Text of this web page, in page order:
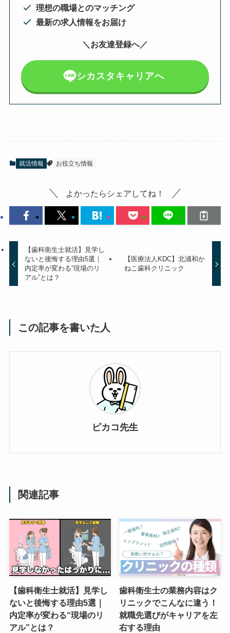
理想の職場とのマッチング
最新の求人情報をお届け
＼お友達登録へ／
シカスタキャリアへ
就活情報 お役立ち情報
よかったらシェアしてね！
【歯科衛生士就活】見学し
ないと後悔する理由5選｜
内定率が変わる“現場のリ
アル”とは？
【医療法人KDC】北浦和か
ねこ歯科クリニック
この記事を書いた人
ピカコ先生
関連記事
【歯科衛生士就活】見学し
ないと後悔する理由5選｜
内定率が変わる“現場のリ
アル”とは？
歯科衛生士の業務内容はク
リニックでこんなに違う！
就職先選びがキャリアを左
右する理由